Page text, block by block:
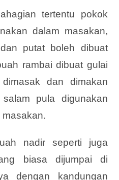
tertentu pokok
dalam masakan,
putat boleh dibuat
rambai dibuat gulai
dan dimakan
pula digunakan
nadir seperti juga
biasa dijumpai di
dengan kandungan